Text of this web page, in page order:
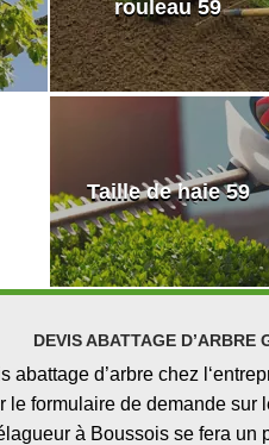
rouleau 59
Taille de haie 59
DEVIS ABATTAGE D’ARBRE
abattage d’arbre chez
le formulaire de demande sur
à Boussois se fera